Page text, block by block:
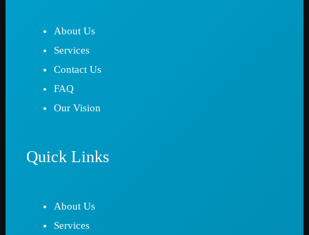
About Us
Services
Contact Us
FAQ
Our Vision
Quick Links
About Us
Services